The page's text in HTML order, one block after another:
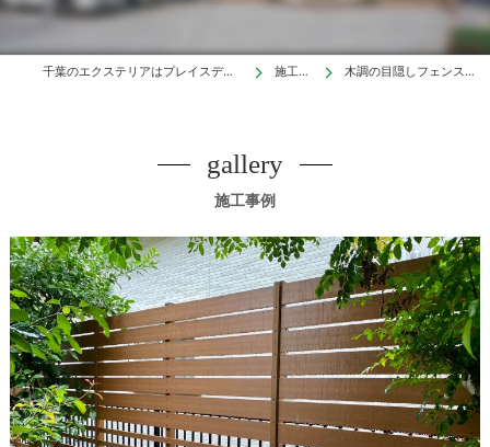
千葉のエクステリアはプレイスデザイン株式会社 施工事例 木調の目隠しフェンス（松戸市）
施工事例
gallery